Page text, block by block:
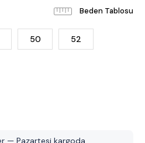
Beden Tablosu
50 52
— Pazartesi kargoda